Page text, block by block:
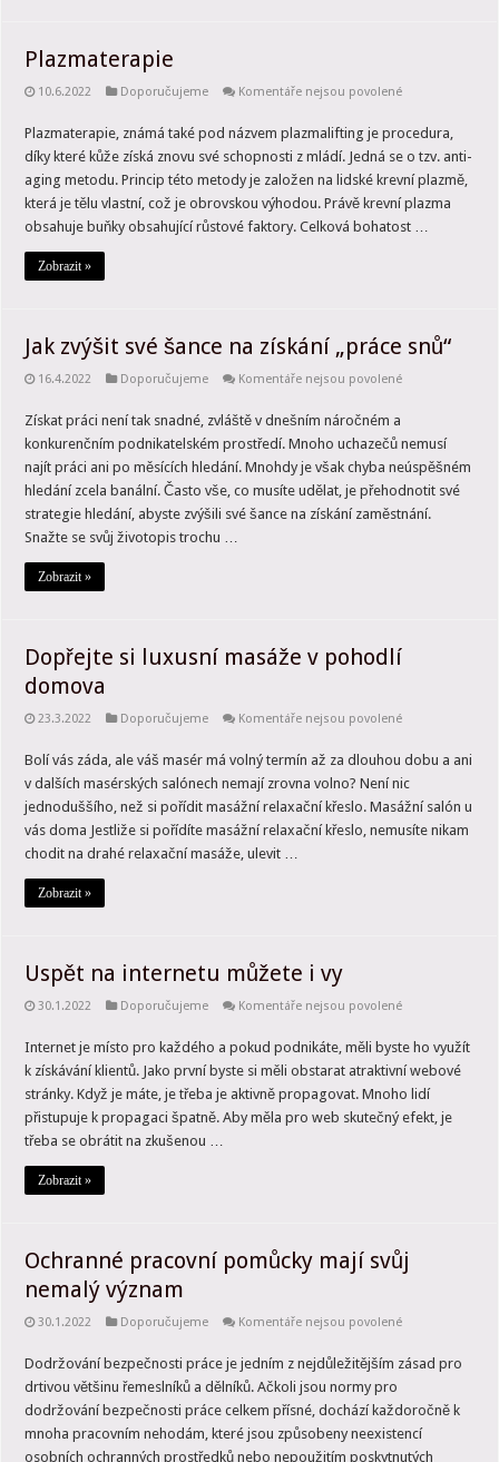
Plazmaterapie
10.6.2022 Doporučujeme Komentáře nejsou povolenéu
názvem
Plazmaterapie
Plazmaterapie, známá také pod názvem plazmalifting je procedura,
díky které kůže získá znovu své schopnosti z mládí. Jedná se o tzv. anti-
aging metodu. Princip této metody je založen na lidské krevní plazmě,
která je tělu vlastní, což je obrovskou výhodou. Právě krevní plazma
obsahuje buňky obsahující růstové faktory. Celková bohatost …
Zobrazit »
Jak zvýšit své šance na získání „práce snů“
16.4.2022 Doporučujeme Komentáře nejsou povolenéu
zvýšit
své
šance
na
získání
„práce
Získat práci není tak snadné, zvláště v dnešním náročném a
konkurenčním podnikatelském prostředí. Mnoho uchazečů nemusí
najít práci ani po měsících hledání. Mnohdy je však chyba neúspěšném
hledání zcela banální. Často vše, co musíte udělat, je přehodnotit své
strategie hledání, abyste zvýšili své šance na získání zaměstnání.
Snažte se svůj životopis trochu …
Zobrazit »
Dopřejte si luxusní masáže v pohodlí
domova
23.3.2022 Doporučujeme Komentáře nejsou povolenéu
názvem
Dopřejte
si
luxusní
v
Bolí vás záda, ale váš masér má volný termín až za dlouhou dobu a ani
v dalších masérských salónech nemají zrovna volno? Není nic
jednoduššího, než si pořídit masážní relaxační křeslo. Masážní salón u
vás doma Jestliže si pořídíte masážní relaxační křeslo, nemusíte nikam
chodit na drahé relaxační masáže, ulevit …
Zobrazit »
Uspět na internetu můžete i vy
30.1.2022 Doporučujeme Komentáře nejsou povolenéu
názvem
Uspět
na
internetu
i
Internet je místo pro každého a pokud podnikáte, měli byste ho využít
k získávání klientů. Jako první byste si měli obstarat atraktivní webové
stránky. Když je máte, je třeba je aktivně propagovat. Mnoho lidí
přistupuje k propagaci špatně. Aby měla pro web skutečný efekt, je
třeba se obrátit na zkušenou …
Zobrazit »
Ochranné pracovní pomůcky mají svůj
nemalý význam
30.1.2022 Doporučujeme Komentáře nejsou povolenéu
názvem
pomůcky
svůj
nemalý
Dodržování bezpečnosti práce je jedním z nejdůležitějším zásad pro
drtivou většinu řemeslníků a dělníků. Ačkoli jsou normy pro
dodržování bezpečnosti práce celkem přísné, dochází každoročně k
mnoha pracovním nehodám, které jsou způsobeny neexistencí
osobních ochranných prostředků nebo nepoužitím poskytnutých